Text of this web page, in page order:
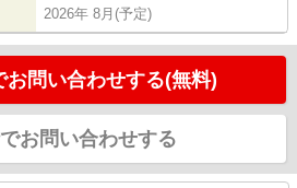
2026年 8月(予定)
お問い合わせする(無料)
お問い合わせする